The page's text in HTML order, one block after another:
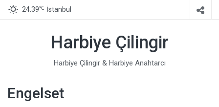
24.39℃ İstanbul
Harbiye Çilingir
Harbiye Çilingir & Harbiye Anahtarcı
Engelset